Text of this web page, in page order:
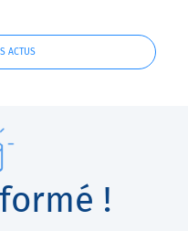
ACTUS
!